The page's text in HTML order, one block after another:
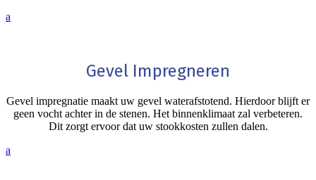
a
Gevel Impregneren
Gevel impregnatie maakt uw gevel waterafstotend. Hierdoor blijft er
geen vocht achter in de stenen. Het binnenklimaat zal verbeteren.
Dit zorgt ervoor dat uw stookkosten zullen dalen.
a